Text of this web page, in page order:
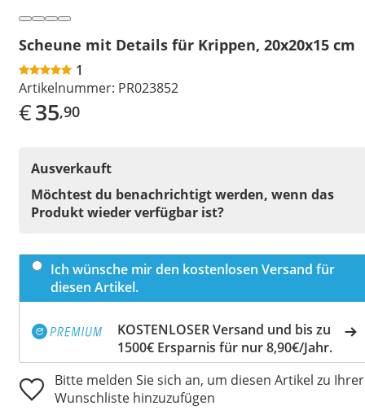
Scheune mit Details für Krippen, 20x20x15 cm
1
Artikelnummer: PR023852
€35,90
Ausverkauft
Möchtest du benachrichtigt werden, wenn das
Produkt wieder verfügbar ist?
Ich wünsche mir den kostenlosen Versand für
diesen Artikel.
KOSTENLOSER Versand und bis zu
1500€ Ersparnis für nur 8,90€/Jahr.
Bitte melden Sie sich an, um diesen Artikel zu Ihrer
Wunschliste hinzuzufügen